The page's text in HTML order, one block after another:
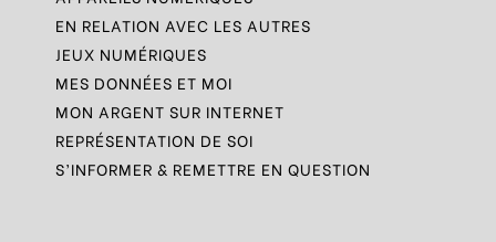
EN RELATION AVEC LES AUTRES
JEUX NUMÉRIQUES
MES DONNÉES ET MOI
MON ARGENT SUR INTERNET
REPRÉSENTATION DE SOI
S’INFORMER & REMETTRE EN QUESTION